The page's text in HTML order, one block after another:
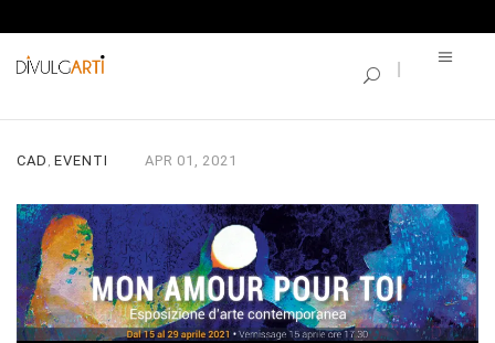
CAD , EVENTI APR 01, 2021